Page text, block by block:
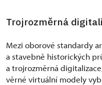
Trojrozměrná
Mezi oborové standardy
a stavebně historických
a trojrozměrná
věrné virtuální modely